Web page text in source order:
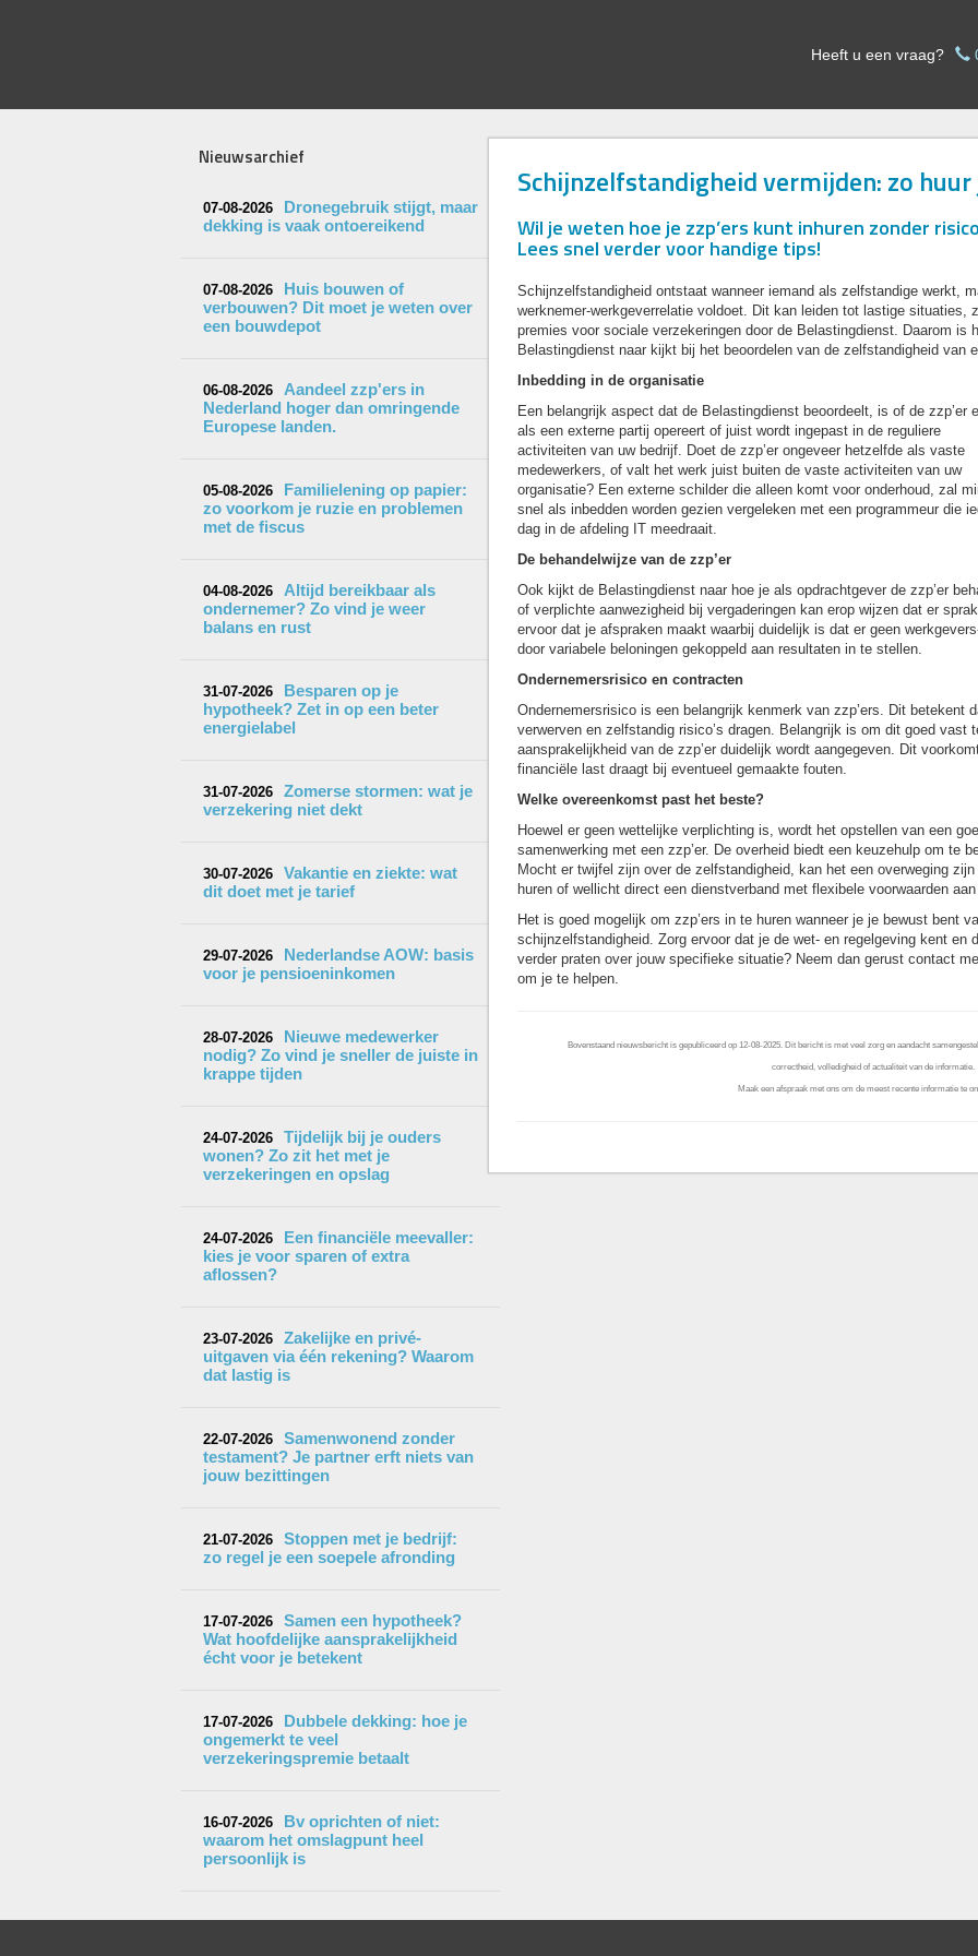
Heeft u een vraag?
Nieuwsarchief
07-08-2026
Dronegebruik stijgt, maar
dekking is vaak ontoereikend
07-08-2026
Huis bouwen of
verbouwen? Dit moet je weten over
een bouwdepot
06-08-2026
Aandeel zzp'ers in
Nederland hoger dan omringende
Europese landen.
05-08-2026
Familielening op papier:
zo voorkom je ruzie en problemen
met de fiscus
04-08-2026
Altijd bereikbaar als
ondernemer? Zo vind je weer
balans en rust
31-07-2026
Besparen op je
hypotheek? Zet in op een beter
energielabel
31-07-2026
Zomerse stormen: wat je
verzekering niet dekt
30-07-2026
Vakantie en ziekte: wat
dit doet met je tarief
29-07-2026
Nederlandse AOW: basis
voor je pensioeninkomen
28-07-2026
Nieuwe medewerker
nodig? Zo vind je sneller de juiste in
krappe tijden
24-07-2026
Tijdelijk bij je ouders
wonen? Zo zit het met je
verzekeringen en opslag
24-07-2026
Een financiële meevaller:
kies je voor sparen of extra
aflossen?
23-07-2026
Zakelijke en privé-
uitgaven via één rekening? Waarom
dat lastig is
22-07-2026
Samenwonend zonder
testament? Je partner erft niets van
jouw bezittingen
21-07-2026
Stoppen met je bedrijf:
zo regel je een soepele afronding
17-07-2026
Samen een hypotheek?
Wat hoofdelijke aansprakelijkheid
écht voor je betekent
17-07-2026
Dubbele dekking: hoe je
ongemerkt te veel
verzekeringspremie betaalt
16-07-2026
Bv oprichten of niet:
waarom het omslagpunt heel
persoonlijk is
Schijnzelfstandigheid vermijden: zo huur
Wil je weten hoe je zzp’ers kunt inhuren zonder
Lees snel verder voor handige tips!
Schijnzelfstandigheid ontstaat wanneer iemand als zelfstandige werkt,
werknemer-werkgeverrelatie voldoet. Dit kan leiden tot lastige situaties,
premies voor sociale verzekeringen door de Belastingdienst. Daarom is
Belastingdienst naar kijkt bij het beoordelen van de zelfstandigheid van
Inbedding in de organisatie
Een belangrijk aspect dat de Belastingdienst beoordeelt, is of de zzp’er
als een externe partij opereert of juist wordt ingepast in de reguliere
activiteiten van uw bedrijf. Doet de zzp’er ongeveer hetzelfde als vaste
medewerkers, of valt het werk juist buiten de vaste activiteiten van uw
organisatie? Een externe schilder die alleen komt voor onderhoud, zal
snel als inbedden worden gezien vergeleken met een programmeur die
dag in de afdeling IT meedraait.
De behandelwijze van de zzp’er
Ook kijkt de Belastingdienst naar hoe je als opdrachtgever de zzp’er
of verplichte aanwezigheid bij vergaderingen kan erop wijzen dat er
ervoor dat je afspraken maakt waarbij duidelijk is dat er geen
door variabele beloningen gekoppeld aan resultaten in te stellen.
Ondernemersrisico en contracten
Ondernemersrisico is een belangrijk kenmerk van zzp’ers. Dit betekent
verwerven en zelfstandig risico’s dragen. Belangrijk is om dit goed vast
aansprakelijkheid van de zzp’er duidelijk wordt aangegeven. Dit
financiële last draagt bij eventueel gemaakte fouten.
Welke overeenkomst past het beste?
Hoewel er geen wettelijke verplichting is, wordt het opstellen van een
samenwerking met een zzp’er. De overheid biedt een keuzehulp om te
Mocht er twijfel zijn over de zelfstandigheid, kan het een overweging
huren of wellicht direct een dienstverband met flexibele voorwaarden
Het is goed mogelijk om zzp’ers in te huren wanneer je je bewust bent
schijnzelfstandigheid. Zorg ervoor dat je de wet- en regelgeving kent en
verder praten over jouw specifieke situatie? Neem dan gerust contact
om je te helpen.
Bovenstaand nieuwsbericht is gepubliceerd op 12-08-2025. Dit bericht is met veel zorg en aandacht
correctheid, volledigheid of actualiteit van de informatie.
Maak een afspraak met ons om de meest recente informatie te